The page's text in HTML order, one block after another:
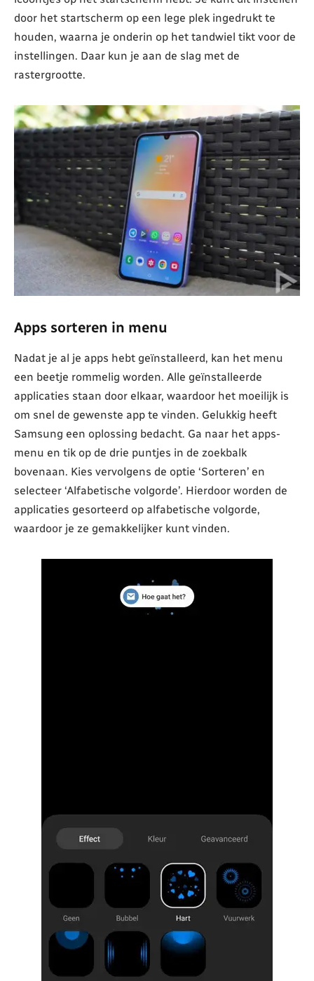
door het startscherm op een lege plek ingedrukt te
houden, waarna je onderin op het tandwiel tikt voor de
instellingen. Daar kun je aan de slag met de
rastergrootte.
Apps sorteren in menu
Nadat je al je apps hebt geïnstalleerd, kan het menu
een beetje rommelig worden. Alle geïnstalleerde
applicaties staan door elkaar, waardoor het moeilijk is
om snel de gewenste app te vinden. Gelukkig heeft
Samsung een oplossing bedacht. Ga naar het apps-
menu en tik op de drie puntjes in de zoekbalk
bovenaan. Kies vervolgens de optie ‘Sorteren’ en
selecteer ‘Alfabetische volgorde’. Hierdoor worden de
applicaties gesorteerd op alfabetische volgorde,
waardoor je ze gemakkelijker kunt vinden.